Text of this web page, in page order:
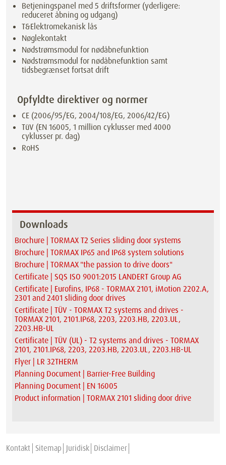
Betjeningspanel med 5 driftsformer (yderligere:
reduceret åbning og udgang)
T&Elektromekanisk lås
Nøglekontakt
Nødstrømsmodul for nødåbnefunktion
Nødstrømsmodul for nødåbnefunktion samt
tidsbegrænset fortsat drift
Opfyldte direktiver og normer
CE (2006/95/EG, 2004/108/EG, 2006/42/EG)
TüV (EN 16005, 1 million cyklusser med 4000
cyklusser pr. dag)
RoHS
Downloads
Brochure | TORMAX T2 Series sliding door systems
Brochure | TORMAX IP65 and IP68 system solutions
Brochure | TORMAX "the passion to drive doors"
Certificate | SQS ISO 9001:2015 LANDERT Group AG
Certificate | Eurofins, IP68 - TORMAX 2101, iMotion 2202.A,
2301 and 2401 sliding door drives
Certificate | TÜV - TORMAX T2 systems and drives -
TORMAX 2101, 2101.IP68, 2203, 2203.HB, 2203.UL,
2203.HB-UL
Certificate | TÜV (UL) - T2 systems and drives - TORMAX
2101, 2101.IP68, 2203, 2203.HB, 2203.UL, 2203.HB-UL
Flyer | LR 32THERM
Planning Document | Barrier-Free Building
Planning Document | EN 16005
Product information | TORMAX 2101 sliding door drive
Kontakt Sitemap Juridisk Disclaimer